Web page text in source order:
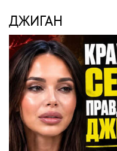
ДЖИГАН